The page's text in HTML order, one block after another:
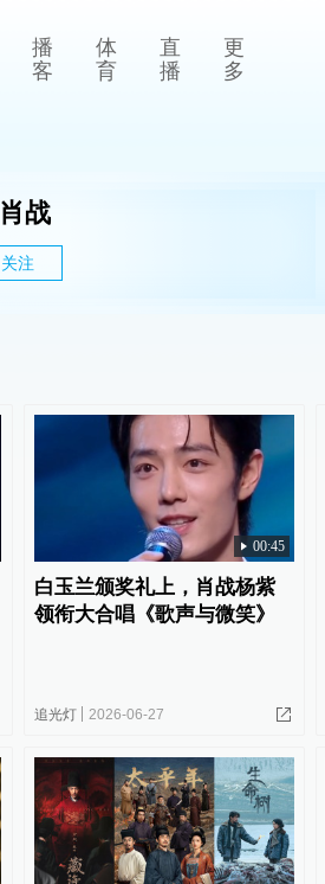
播
客
体
育
直
播
更
多
肖战
关注
00:45
白玉兰颁奖礼上，肖战杨紫
领衔大合唱《歌声与微笑》
追光灯 2026-06-27